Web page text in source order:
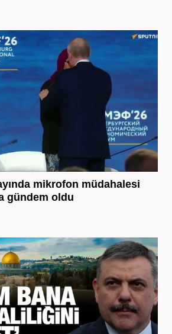
mikrofon müdahalesi
gündem oldu